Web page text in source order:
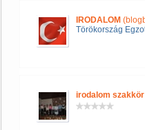
IRODALOM
Törökország
irodalom szakkör